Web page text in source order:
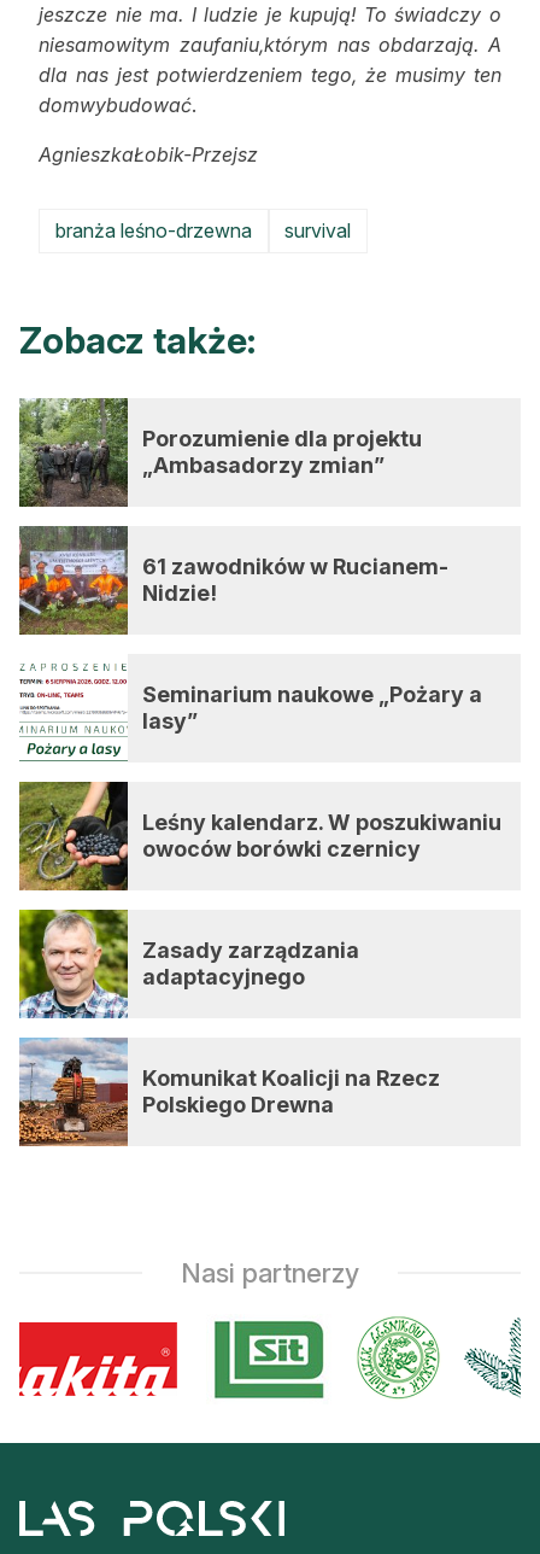
jeszcze nie ma. I ludzie je kupują! To świadczy o
niesamowitym zaufaniu,którym nas obdarzają. A
dla nas jest potwierdzeniem tego, że musimy ten
domwybudować.
AgnieszkaŁobik-Przejsz
branża leśno-drzewna survival
Zobacz także:
Porozumienie dla projektu
„Ambasadorzy zmian”
61 zawodników w Rucianem-
Nidzie!
Seminarium naukowe „Pożary a
lasy”
Leśny kalendarz. W poszukiwaniu
owoców borówki czernicy
Zasady zarządzania
adaptacyjnego
Komunikat Koalicji na Rzecz
Polskiego Drewna
Nasi partnerzy